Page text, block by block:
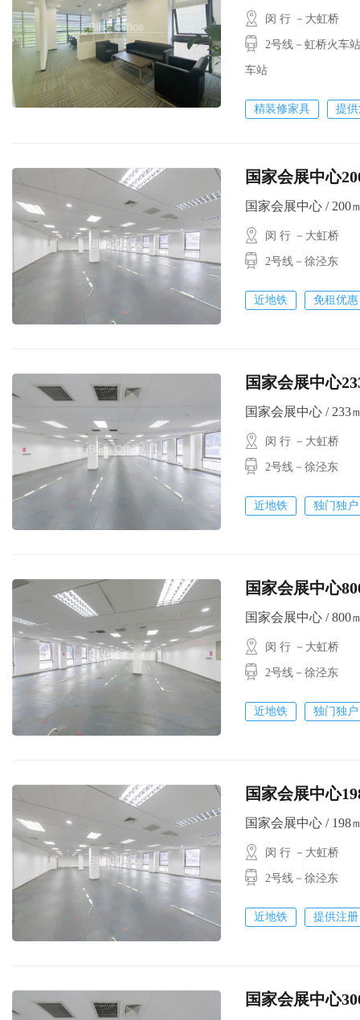
闵 行 －大虹桥
2号线－虹桥火车站
车站
精装修家具 提
国家会展中心
国家会展中心 / 200
闵 行 －大虹桥
2号线－徐泾东
近地铁 免租优惠
国家会展中心
国家会展中心 / 233
闵 行 －大虹桥
2号线－徐泾东
近地铁 独门独户
国家会展中心
国家会展中心 / 800
闵 行 －大虹桥
2号线－徐泾东
近地铁 独门独户
国家会展中心
国家会展中心 / 198
闵 行 －大虹桥
2号线－徐泾东
近地铁 提供注册
国家会展中心